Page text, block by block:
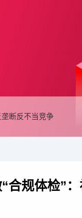
垄断反不当竞争
合规体检”